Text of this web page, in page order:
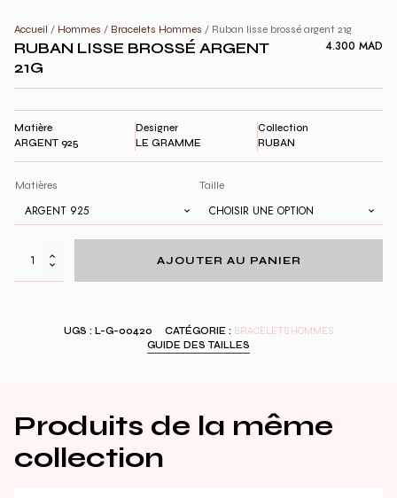
Accueil / Hommes / Bracelets Hommes / Ruban lisse brossé argent 21g
RUBAN LISSE BROSSÉ ARGENT
21G
4.300 MAD
Matière
ARGENT 925
Designer
LE GRAMME
Collection
RUBAN
Matières Taille
quantité
AJOUTER AU PANIER
UGS : L-G-00420 CATÉGORIE : BRACELETS HOMMES
GUIDE DES TAILLES
Produits de la même
collection